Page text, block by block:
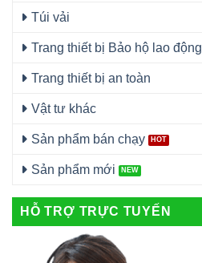
Túi vải
Trang thiết bị Bảo hộ lao động
Trang thiết bị an toàn
Vật tư khác
Sản phẩm bán chạy
Sản phẩm mới
HỖ TRỢ TRỰC TUYẾN